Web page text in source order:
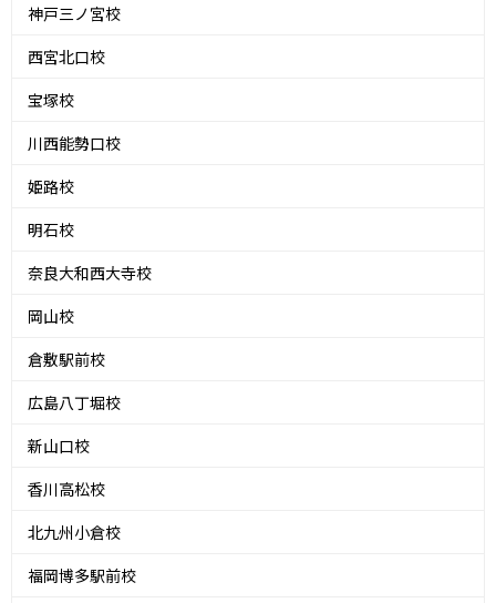
神戸三ノ宮校
西宮北口校
宝塚校
川西能勢口校
姫路校
明石校
奈良大和西大寺校
岡山校
倉敷駅前校
広島八丁堀校
新山口校
香川高松校
北九州小倉校
福岡博多駅前校